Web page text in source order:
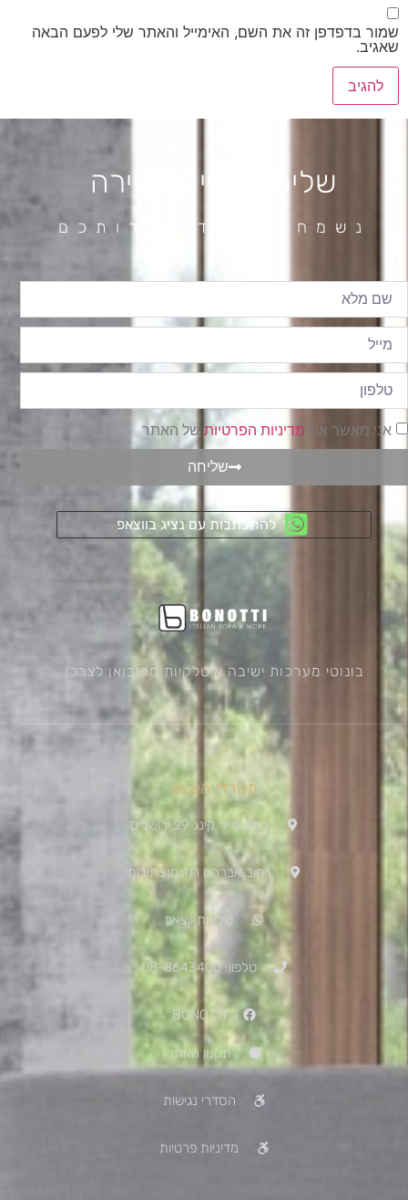
שמור בדפדפן זה את השם, האימייל והאתר שלי לפעם הבאה
שאגיב.
שליחת פנייה מהירה
נשמח לעמוד לשרותכם
אני מאשר את מדיניות הפרטיות של האתר
שליחה
להתכתבות עם נציג בווצאפ
בונוטי מערכות ישיבה איטלקיות מהיבואן לצרכן
משרדי היבואן
רחוב פייר קינג 29 ירושלים
רחוב אברהם רוזנמן נתיבות
שליחת ווצאפ
טלפון: 08-8643400
BONOTTI
תקנון האתר
הסדרי נגישות
מדיניות פרטיות